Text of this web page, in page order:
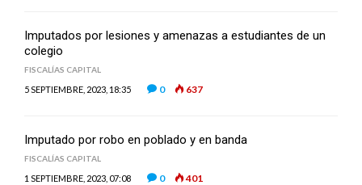
Imputados por lesiones y amenazas a estudiantes de un
colegio
FISCALÍAS CAPITAL
5 SEPTIEMBRE, 2023, 18:35 0 637
Imputado por robo en poblado y en banda
FISCALÍAS CAPITAL
1 SEPTIEMBRE, 2023, 07:08 0 401